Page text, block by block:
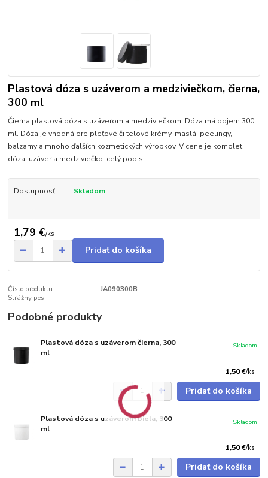
Plastová dóza s uzáverom a medziviečkom, čierna,
300 ml
Čierna plastová dóza s uzáverom a medziviečkom. Dóza má objem 300
ml. Dóza je vhodná pre pleťové či telové krémy, maslá, peelingy,
balzamy a mnoho ďalších kozmetických výrobkov. V cene je komplet
dóza, uzáver a medziviečko. celý popis
Dostupnosť Skladom
1,79 €/ks
Pridať do košíka
Číslo produktu:
JA090300B
Strážny pes
Podobné produkty
Plastová dóza s uzáverom čierna, 300
ml
1,50 €/ks
Skladom
Pridať do košíka
Plastová dóza s uzáverom biela, 300
ml
1,50 €/ks
Skladom
Pridať do košíka